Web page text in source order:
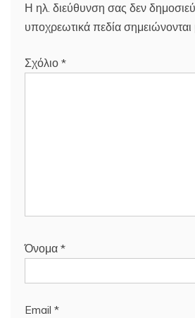
Η ηλ. διεύθυνση σας δεν
υποχρεωτικά πεδία σημειώνονται
Σχόλιο *
Όνομα *
Email *